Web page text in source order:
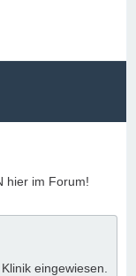
hier im Forum!
eingewiesen.